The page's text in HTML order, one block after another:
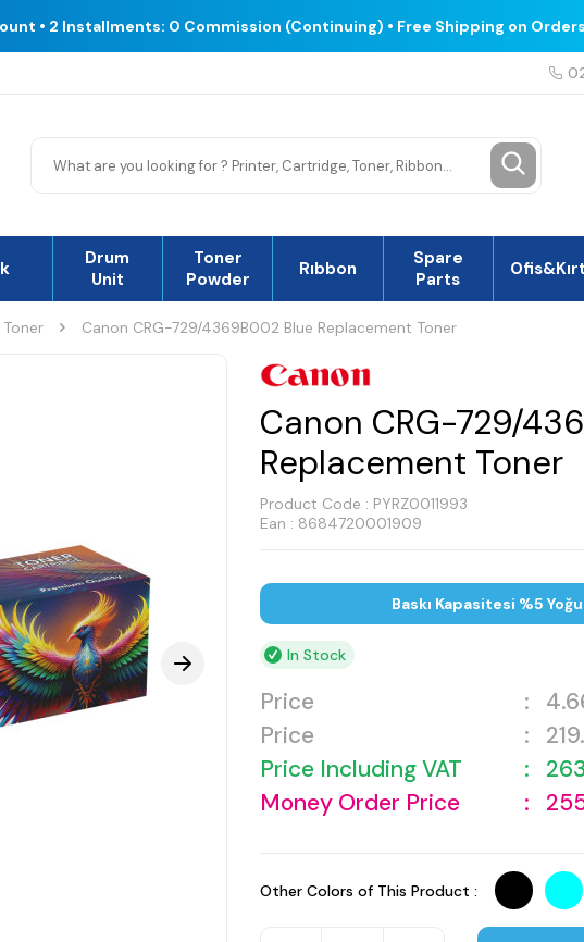
• 2 Installments: 0 Commission (Continuing) • Free Shipping on
Drum
Unit
Toner
Powder
Rıbbon
Spare
Parts
Canon CRG-729/4369B002 Blue Replacement Toner
Canon CRG-729/
Replacement Toner
Product Code : PYRZ0011993
Ean : 8684720001909
Baskı Kapasitesi %5
In Stock
Price :
Price
:
Price Including VAT
:
Money Order Price
:
Other Colors of This Product :